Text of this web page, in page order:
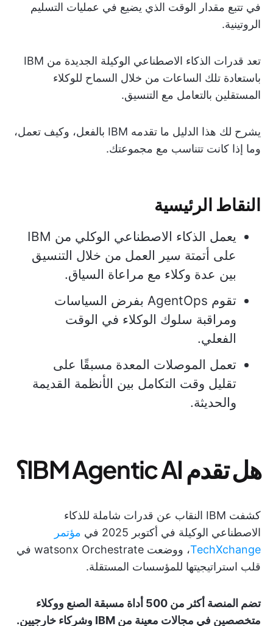
في تتبع مقدار الوقت الذي يضيع في عمليات التسليم
الروتينية.
تعد قدرات الذكاء الاصطناعي الوكيلة الجديدة من IBM
باستعادة تلك الساعات من خلال السماح للوكلاء
المستقلين بالتعامل مع التنسيق.
يشرح لك هذا الدليل ما تقدمه IBM بالفعل، وكيف تعمل،
وما إذا كانت تتناسب مع مجموعتك.
النقاط الرئيسية
يعمل الذكاء الاصطناعي الوكلي من IBM
على أتمتة سير العمل من خلال التنسيق
بين عدة وكلاء مع مراعاة السياق.
تقوم AgentOps بفرض السياسات
ومراقبة سلوك الوكلاء في الوقت
الفعلي.
تعمل الموصلات المعدة مسبقًا على
تقليل وقت التكامل بين الأنظمة القديمة
والحديثة.
هل تقدم IBM Agentic AI؟
كشفت IBM النقاب عن قدرات شاملة للذكاء
الاصطناعي الوكيلة في أكتوبر 2025 في
مؤتمر
TechXchange
، ووضعت watsonx Orchestrate في
قلب استراتيجيتها للمؤسسات المستقلة.
تضم المنصة أكثر من 500 أداة مسبقة الصنع ووكلاء
متخصصين في مجالات معينة من IBM وشركاء خارجيين.